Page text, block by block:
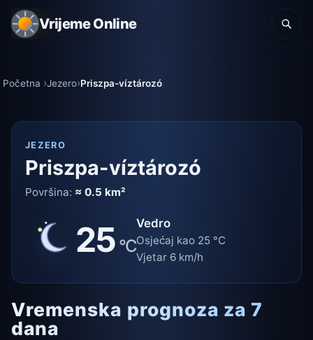
Vrijeme Online
Početna Jezero Priszpa-víztározó
JEZERO
Priszpa-víztározó
Površina: ≈ 0.5 km²
25 °C
Vedro
Osjećaj kao 25 °C
Vjetar 6 km/h
Vremenska prognoza za 7
dana